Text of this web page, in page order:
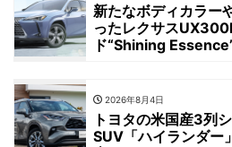
新たなボディカラー
ったレクサス
ド“Shining
2026年8月4日
トヨタの米国産3列
SUV「ハイランダー